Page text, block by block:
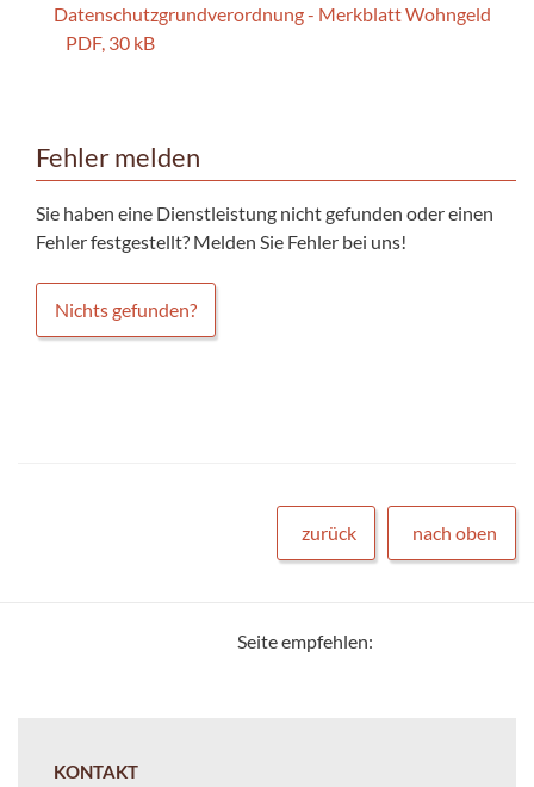
Datenschutzgrundverordnung - Merkblatt Wohngeld
PDF, 30 kB
Fehler melden
Sie haben eine Dienstleistung nicht gefunden oder einen
Fehler festgestellt? Melden Sie Fehler bei uns!
Nichts gefunden?
zurück nach oben
Seite empfehlen:
KONTAKT